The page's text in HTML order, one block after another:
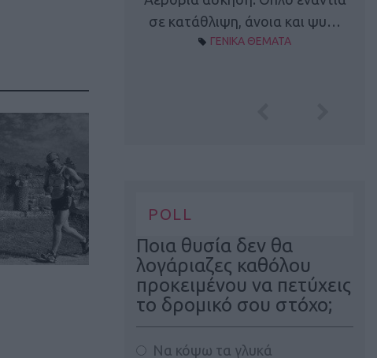
σε κατάθλιψη, άνοια και ψυ…
ΓΕΝΙΚΑ ΘΕΜΑΤΑ
POLL
Ποια θυσία δεν θα
λογάριαζες καθόλου
προκειμένου να πετύχεις
το δρομικό σου στόχο;
Να κόψω τα γλυκά